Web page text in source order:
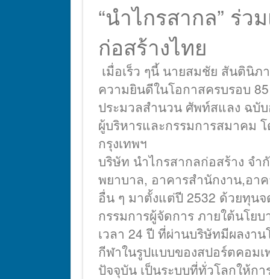
“นำไกรสากล” ร่
ก่อสร้างไทย
เมื่อเร็ว ๆนี้ นายสมชัย สันตินิ
ความยินดีในโอกาสครบรอบ
ประมวลสำนวน ศัพท์สแลง ฉบั
ผู้บริหารและกรรมการสมาคม
กรุงเทพฯ
บริษัท นำไกรสากลก่อสร้าง จำ
พยาบาล, อาคารสำนักงาน,อา
อื่น ๆ มาตั้งแต่ปี 2532 ด้วยทุน
กรรมการผู้จัดการ ภายใต้นโย
เวลา 24 ปี ที่ผ่านบริษัทมีผลงา
กีฬาในรูปแบบของสปอร์ตคอม
ปัจจุบัน เป็นระบบที่ทั่วโลกให้ก